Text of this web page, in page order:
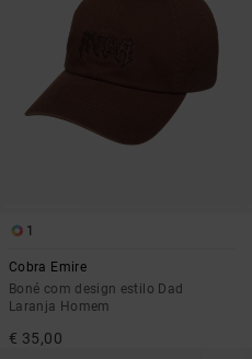
1
Cobra Emire
Boné com design estilo Dad
Laranja Homem
€ 35,00